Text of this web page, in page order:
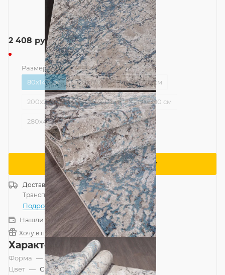
2 408 руб.
Размер — 80x140 см
80x140 см
120x170 см 160x220 см
200x290 см 240x340 см 280x380 см
280x480 см
Сообщить о поступлении
ДоставкаРоссия
Транспортной компанией—бесплатно
Подробнее
Нашли дешевле?
Хочу в подарок
Характеристики
Форма — Прямоугольник
Цвет — Синий, Серый